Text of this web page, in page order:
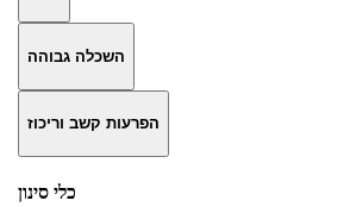
השכלה גבוהה
הפרעות קשב וריכוז
כלי סינון